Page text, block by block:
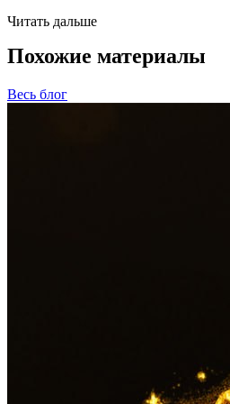
Читать дальше
Похожие материалы
Весь блог